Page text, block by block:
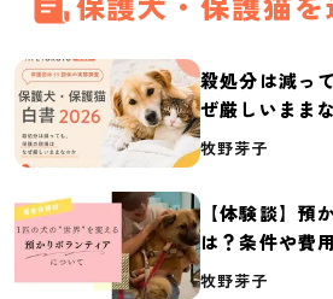
殺処分は減っ
ぜ厳しいまま
体の実態調査
牧野芽子
【体験談】預
は？条件や費
介
牧野芽子